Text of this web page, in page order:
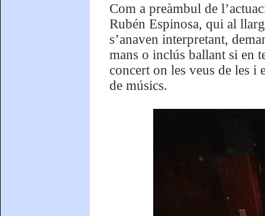
Com a preàmbul de
Rubén Espinosa, qui al
s’anaven interpretant,
mans o inclús ballant si en
concert on les veus de les i
de músics.